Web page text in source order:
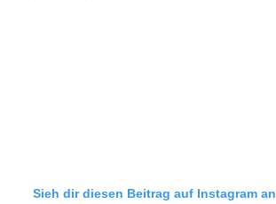
Sieh dir diesen Beitrag auf Instagram an